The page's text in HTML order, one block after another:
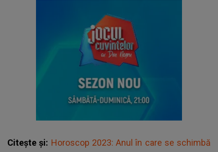
Citește și: Horoscop 2023: Anul în care se schimbă